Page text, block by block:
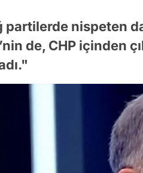
partilerde nispeten
de, CHP içinden